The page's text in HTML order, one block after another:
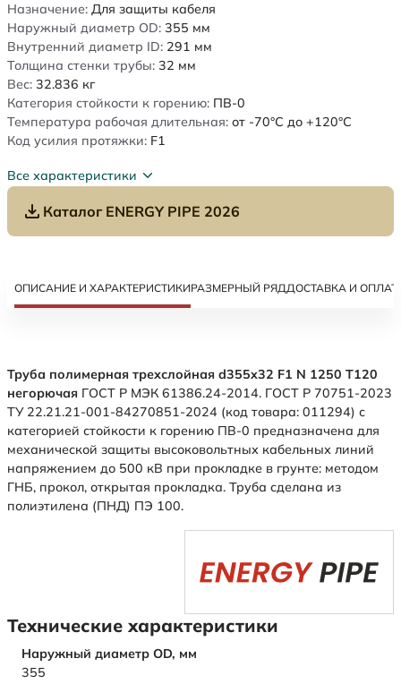
Назначение: Для защиты кабеля
Наружный диаметр OD: 355 мм
Внутренний диаметр ID: 291 мм
Толщина стенки трубы: 32 мм
Вес: 32.836 кг
Категория стойкости к горению: ПВ-0
Температура рабочая длительная: от -70°C до +120°C
Код усилия протяжки: F1
Все характеристики
Каталог ENERGY PIPE 2026
ОПИСАНИЕ И ХАРАКТЕРИСТИКИРАЗМЕРНЫЙ РЯДДОСТАВКА И
Труба полимерная трехслойная d355x32 F1 N 1250 Т120
негорючая ГОСТ Р МЭК 61386.24-2014. ГОСТ Р 70751-2023
ТУ 22.21.21-001-84270851-2024 (код товара: 011294) с
категорией стойкости к горению ПВ-0 предназначена для
механической защиты высоковольтных кабельных линий
напряжением до 500 кВ при прокладке в грунте: методом
ГНБ, прокол, открытая прокладка. Труба сделана из
полиэтилена (ПНД) ПЭ 100.
Технические характеристики
Наружный диаметр OD, мм
355